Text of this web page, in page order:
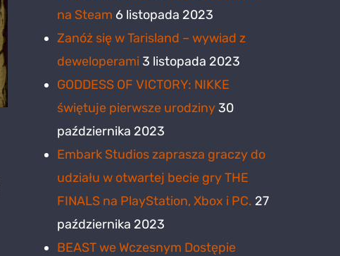
na Steam 6 listopada 2023
Zanóż się w Tarisland – wywiad z
deweloperami 3 listopada 2023
GODDESS OF VICTORY: NIKKE
świętuje pierwsze urodziny 30
października 2023
Embark Studios zaprasza graczy do
udziału w otwartej becie gry THE
FINALS na PlayStation, Xbox i PC. 27
października 2023
BEAST we Wczesnym Dostępie